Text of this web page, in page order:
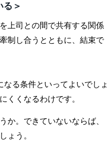
る＞
上司との間で共有する関係
制し合うとともに、結束で
る条件といってよいでしょ
くくなるわけです。
か。できていないならば、
ょう。